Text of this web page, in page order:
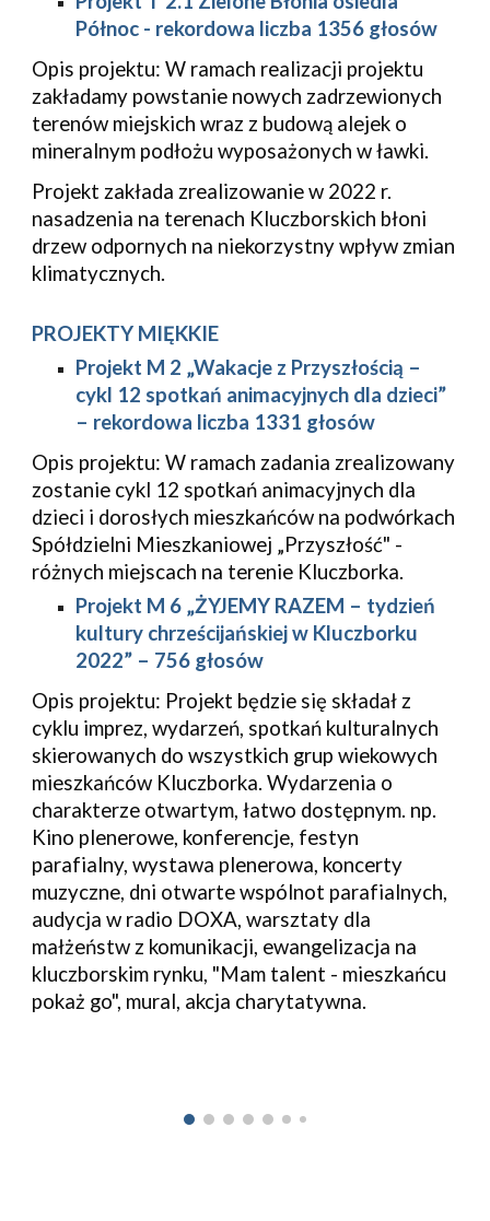
Północ - rekordowa liczba 1356 głosów
Opis projektu: W ramach realizacji projektu
zakładamy powstanie nowych zadrzewionych
terenów miejskich wraz z budową alejek o
mineralnym podłożu wyposażonych w ławki.
Projekt zakłada zrealizowanie w 2022 r.
nasadzenia na terenach Kluczborskich błoni
drzew odpornych na niekorzystny wpływ zmian
klimatycznych.
PROJEKTY MIĘKKIE
Projekt M 2 „Wakacje z Przyszłością –
cykl 12 spotkań animacyjnych dla dzieci”
– rekordowa liczba 1331 głosów
Opis projektu: W ramach zadania zrealizowany
zostanie cykl 12 spotkań animacyjnych dla
dzieci i dorosłych mieszkańców na podwórkach
Spółdzielni Mieszkaniowej „Przyszłość" -
różnych miejscach na terenie Kluczborka.
Projekt M 6 „ŻYJEMY RAZEM – tydzień
kultury chrześcijańskiej w Kluczborku
2022” – 756 głosów
Opis projektu: Projekt będzie się składał z
cyklu imprez, wydarzeń, spotkań kulturalnych
skierowanych do wszystkich grup wiekowych
mieszkańców Kluczborka. Wydarzenia o
charakterze otwartym, łatwo dostępnym. np.
Kino plenerowe, konferencje, festyn
parafialny, wystawa plenerowa, koncerty
muzyczne, dni otwarte wspólnot parafialnych,
audycja w radio DOXA, warsztaty dla
małżeństw z komunikacji, ewangelizacja na
kluczborskim rynku, "Mam talent - mieszkańcu
pokaż go", mural, akcja charytatywna.